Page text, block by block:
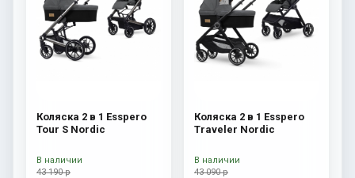
Коляска 2 в 1 Esspero
Tour S Nordic
43 190 р
В наличии
Коляска 2 в 1 Esspero
Traveler Nordic
43 090 р
В наличии